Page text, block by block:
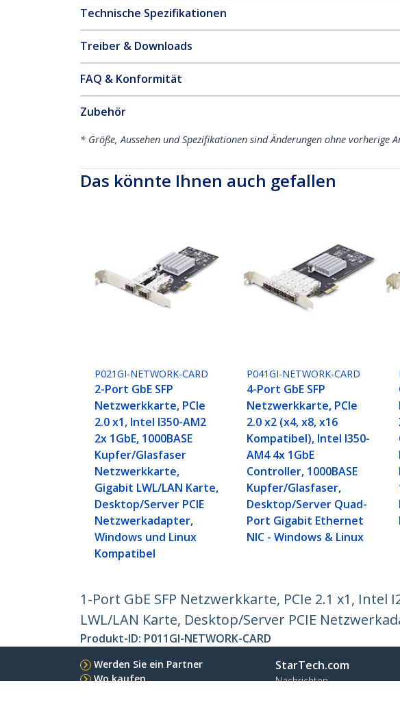
Technische Spezifikationen
Treiber & Downloads
FAQ & Konformität
Zubehör
* Größe, Aussehen und Spezifikationen sind Änderungen ohne vorherige
Das könnte Ihnen auch gefallen
P021GI-NETWORK-CARD
2-Port GbE SFP
Netzwerkkarte, PCIe
2.0 x1, Intel I350-AM2
2x 1GbE, 1000BASE
Kupfer/Glasfaser
Netzwerkkarte,
Gigabit LWL/LAN Karte,
Desktop/Server PCIE
Netzwerkadapter,
Windows und Linux
Kompatibel
P041GI-NETWORK-CARD
4-Port GbE SFP
Netzwerkkarte, PCIe
2.0 x2 (x4, x8, x16
Kompatibel), Intel I350-
AM4 4x 1GbE
Controller, 1000BASE
Kupfer/Glasfaser,
Desktop/Server Quad-
Port Gigabit Ethernet
NIC - Windows & Linux
1-Port GbE SFP Netzwerkkarte, PCIe 2.1 x1,
LWL/LAN Karte, Desktop/Server PCIE
Produkt-ID: P011GI-NETWORK-CARD
Werden Sie ein Partner
Wo kaufen
StarTech.com
Nachrichten